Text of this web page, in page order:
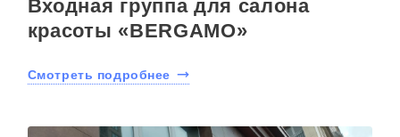
Входная группа для салона
красоты «BERGAMO»
Смотреть подробнее